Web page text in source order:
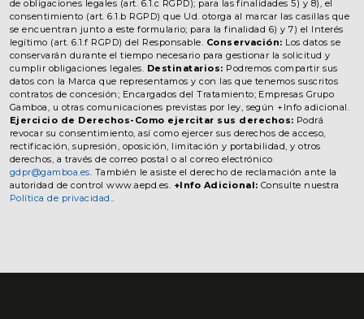
de obligaciones legales (art. 6.1.c RGPD); para las finalidades 5) y 8), el
consentimiento (art. 6.1.b RGPD) que Ud. otorga al marcar las casillas que
se encuentran junto a este formulario; para la finalidad 6) y 7) el Interés
legítimo (art. 6.1.f RGPD) del Responsable. Conservación: Los datos se
conservarán durante el tiempo necesario para gestionar la solicitud y
cumplir obligaciones legales. Destinatarios: Podremos compartir sus
datos con la Marca que representamos y con las que tenemos suscritos
contratos de concesión; Encargados del Tratamiento; Empresas Grupo
Gamboa, u otras comunicaciones previstas por ley, según +Info adicional.
Ejercicio de Derechos-Como ejercitar sus derechos: Podrá
revocar su consentimiento, así como ejercer sus derechos de acceso,
rectificación, supresión, oposición, limitación y portabilidad, y otros
derechos, a través de correo postal o al correo electrónico
gdpr@gamboa.es. También le asiste el derecho de reclamación ante la
autoridad de control www.aepd.es. +Info Adicional: Consulte nuestra
Política de privacidad..